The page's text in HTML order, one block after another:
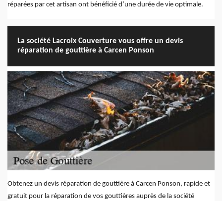
réparées par cet artisan ont bénéficié d’une durée de vie optimale.
La société Lacroix Couverture vous offre un devis
réparation de gouttière à Carcen Ponson
Obtenez un devis réparation de gouttière à Carcen Ponson, rapide et
gratuit pour la réparation de vos gouttières auprès de la société